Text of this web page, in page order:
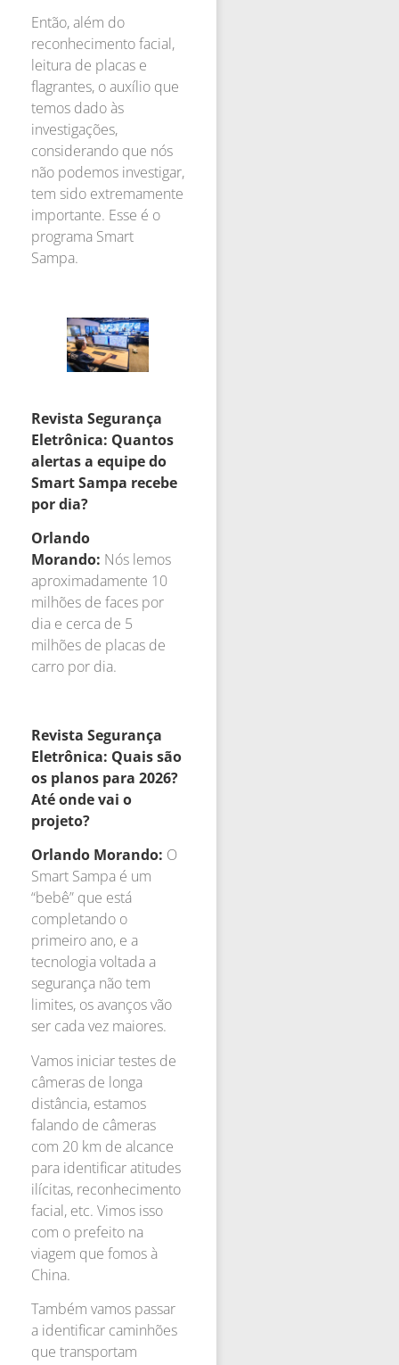
Então, além do
reconhecimento facial,
leitura de placas e
flagrantes, o auxílio que
temos dado às
investigações,
considerando que nós
não podemos investigar,
tem sido extremamente
importante. Esse é o
programa Smart
Sampa.
Revista Segurança
Eletrônica: Quantos
alertas a equipe do
Smart Sampa recebe
por dia?
Orlando
Morando: Nós lemos
aproximadamente 10
milhões de faces por
dia e cerca de 5
milhões de placas de
carro por dia.
Revista Segurança
Eletrônica: Quais são
os planos para 2026?
Até onde vai o
projeto?
Orlando Morando: O
Smart Sampa é um
“bebê” que está
completando o
primeiro ano, e a
tecnologia voltada a
segurança não tem
limites, os avanços vão
ser cada vez maiores.
Vamos iniciar testes de
câmeras de longa
distância, estamos
falando de câmeras
com 20 km de alcance
para identificar atitudes
ilícitas, reconhecimento
facial, etc. Vimos isso
com o prefeito na
viagem que fomos à
China.
Também vamos passar
a identificar caminhões
que transportam